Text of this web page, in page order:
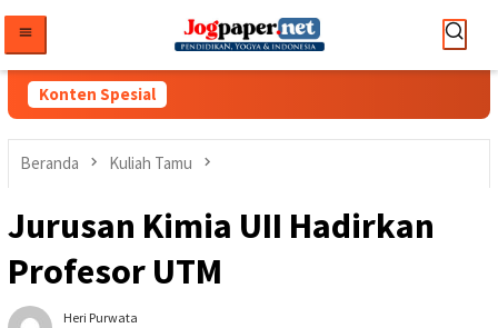
konten
Konten Spesial
Beranda Kuliah Tamu
Jurusan Kimia UII Hadirkan
Profesor UTM
Heri Purwata